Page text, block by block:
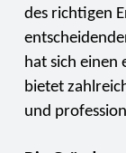
des richtigen
hat sich einen
bietet
und